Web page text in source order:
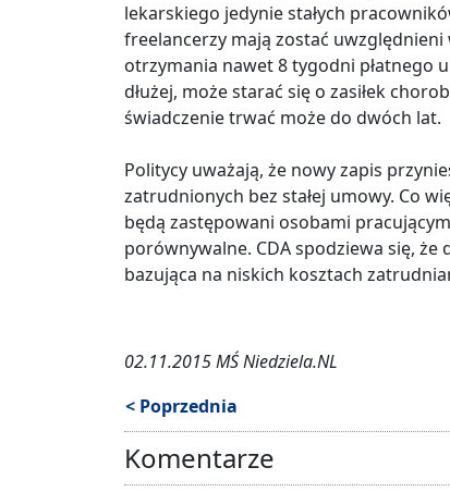
lekarskiego jedynie stałych
freelancerzy mają zostać
otrzymania nawet 8 tygodni płatnego
dłużej, może starać się o zasiłek
świadczenie trwać może do dwóch lat.
Politycy uważają, że nowy zapis
zatrudnionych bez stałej umowy. Co
będą zastępowani osobami
porównywalne. CDA spodziewa się,
bazująca na niskich kosztach
02.11.2015 MŚ Niedziela.NL
< Poprzednia
Komentarze